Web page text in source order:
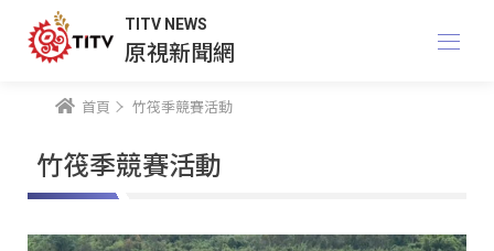
TITV NEWS
原視新聞網
首頁 竹筏季競賽活動
竹筏季競賽活動